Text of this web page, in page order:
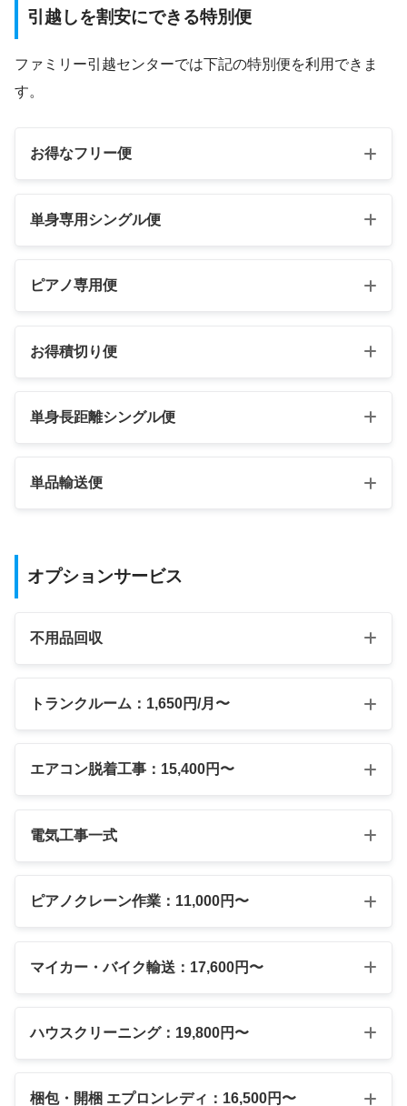
引越しを割安にできる特別便
ファミリー引越センターでは下記の特別便を利用できま
す。
お得なフリー便
単身専用シングル便
ピアノ専用便
お得積切り便
単身長距離シングル便
単品輸送便
オプションサービス
不用品回収
トランクルーム：1,650円/月〜
エアコン脱着工事：15,400円〜
電気工事一式
ピアノクレーン作業：11,000円〜
マイカー・バイク輸送：17,600円〜
ハウスクリーニング：19,800円〜
梱包・開梱 エプロンレディ：16,500円〜